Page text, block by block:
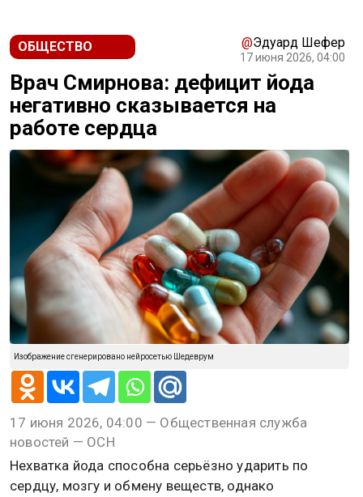
ОБЩЕСТВО @Эдуард Шефер
17 июня 2026, 04:00
Врач Смирнова: дефицит йода
негативно сказывается на
работе сердца
Изображение сгенерировано нейросетью Шедеврум
17 июня 2026, 04:00 — Общественная служба
новостей — ОСН
Нехватка йода способна серьёзно ударить по
сердцу, мозгу и обмену веществ, однако